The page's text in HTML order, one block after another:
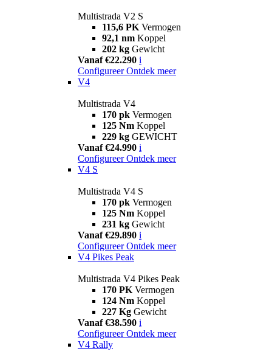
Multistrada V2 S
115,6 PK Vermogen
92,1 nm Koppel
202 kg Gewicht
Vanaf €22.290 i
Configureer Ontdek meer
V4
Multistrada V4
170 pk Vermogen
125 Nm Koppel
229 kg GEWICHT
Vanaf €24.990 i
Configureer Ontdek meer
V4 S
Multistrada V4 S
170 pk Vermogen
125 Nm Koppel
231 kg Gewicht
Vanaf €29.890 i
Configureer Ontdek meer
V4 Pikes Peak
Multistrada V4 Pikes Peak
170 PK Vermogen
124 Nm Koppel
227 Kg Gewicht
Vanaf €38.590 i
Configureer Ontdek meer
V4 Rally